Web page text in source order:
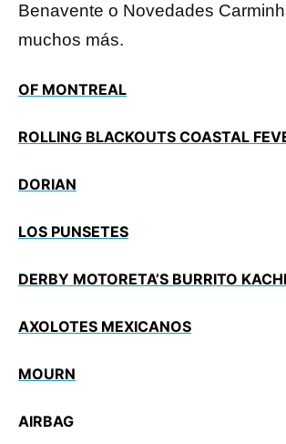
Benavente o Novedades
muchos más.
OF MONTREAL
ROLLING BLACKOUTS COASTAL
DORIAN
LOS PUNSETES
DERBY MOTORETA’S BURRITO
AXOLOTES MEXICANOS
MOURN
AIRBAG